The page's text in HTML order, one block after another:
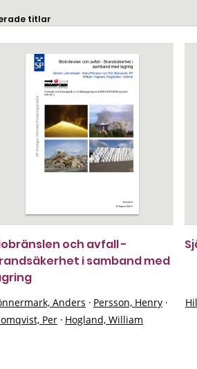
titlar
och avfall -
i samband med
Anders · Persson, Henry ·
Per · Hogland, William